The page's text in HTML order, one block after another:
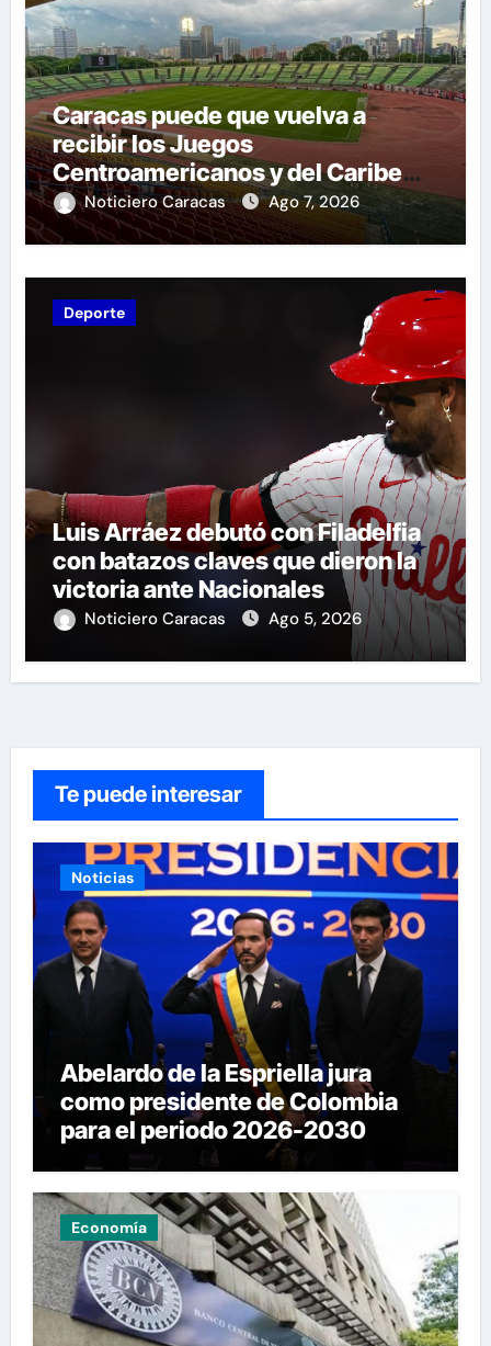
Caracas puede que vuelva a
recibir los Juegos
Centroamericanos y del Caribe
tras mas de 70 años
Noticiero Caracas Ago 7, 2026
Deporte
Luis Arráez debutó con Filadelfia
con batazos claves que dieron la
victoria ante Nacionales
Noticiero Caracas Ago 5, 2026
Te puede interesar
Noticias
Abelardo de la Espriella jura
como presidente de Colombia
para el periodo 2026-2030
Economía